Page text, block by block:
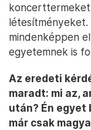
mindenképpen
egyetemnek is
Az eredeti
maradt: mi az,
után? Én egyet
már csak